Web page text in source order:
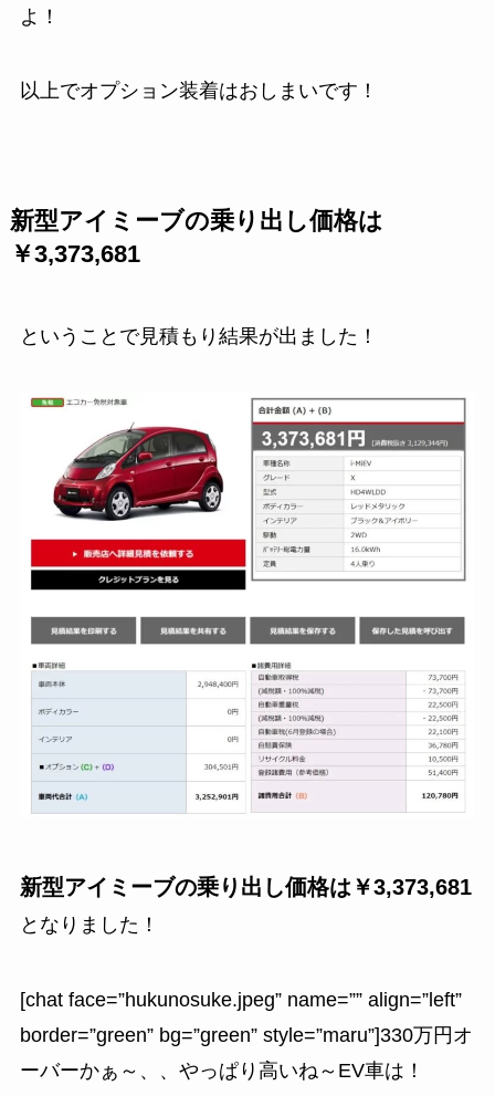
よ！
以上でオプション装着はおしまいです！
新型アイミーブの乗り出し価格は
￥3,373,681
ということで見積もり結果が出ました！
新型アイミーブの乗り出し価格は￥3,373,681
となりました！
[chat face=”hukunosuke.jpeg” name=”” align=”left”
border=”green” bg=”green” style=”maru”]330万円オ
ーバーかぁ～、、やっぱり高いね～EV車は！